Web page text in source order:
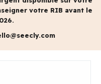
votre RIB avant le